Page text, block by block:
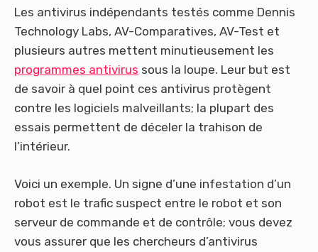
Les antivirus indépendants testés comme Dennis
Technology Labs, AV-Comparatives, AV-Test et
plusieurs autres mettent minutieusement les
programmes antivirus sous la loupe. Leur but est
de savoir à quel point ces antivirus protègent
contre les logiciels malveillants; la plupart des
essais permettent de déceler la trahison de
l’intérieur.
Voici un exemple. Un signe d’une infestation d’un
robot est le trafic suspect entre le robot et son
serveur de commande et de contrôle; vous devez
vous assurer que les chercheurs d’antivirus